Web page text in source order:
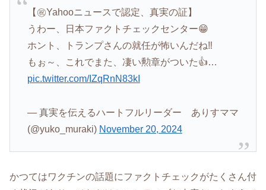
【㊗️Yahooニュースで認定、真実の証】
うわー、日本ファクトチェックセンター😁
ホント、トランプさんの就任が怖いんだね‼️
もぉ～、これでまた、凄い勲章がついた👍…
pic.twitter.com/IZqRnN83kI
— 真実を伝えるハートフルリーダー ありすママ
(@yuko_muraki) November 20, 2024
かつてはワクチンの話題にファクトチェックがたくさん付